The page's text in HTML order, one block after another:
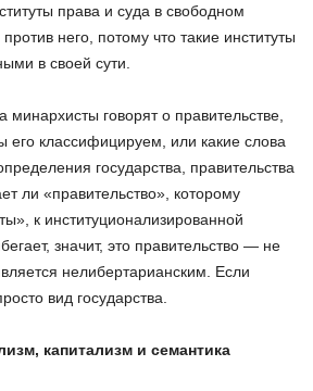
права и суда в свободном
него, потому что такие институты
в своей сути.
минархисты говорят о правительстве,
его классифицируем, или какие слова
государства, правительства
ли «правительство», которому
к институционализированной
значит, это правительство — не
нелибертарианским. Если
вид государства.
капитализм и семантика